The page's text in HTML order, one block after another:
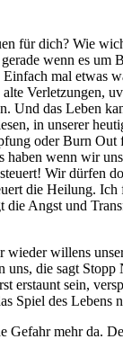
für dich? Wie
wenn es um
mal etwas
Verletzungen,
Und das Leben
in unserer
oder Burn
wenn wir
Wir dürfen
die Heilung.
die Angst und
willens
die sagt
erstaunt sein,
Spiel des
mehr da.